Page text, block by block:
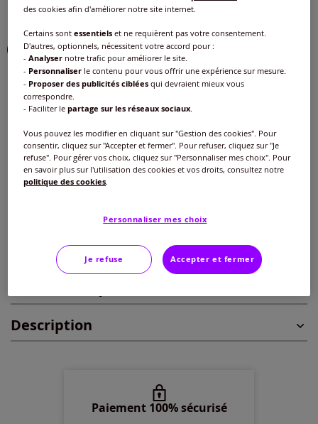
Taille :
Veuillez sélectionner une taille
40 -En stock
En stock
48 -En stock
Guide des tailles
27€
Description
Paiement 100% sécurisé
des cookies afin d'améliorer notre site internet.
Certains sontessentiels et ne requièrent pas votre consentement.
D'autres, optionnels, nécessitent votre accord pour :
-Analyser notre trafic pour améliorer le site.
- Personnaliser le contenu pour vous offrir une expérience sur mesure.
- Proposer des publicités ciblées qui devraient mieux vous
correspondre.
- Faciliter lepartage sur les réseaux sociaux
Vous pouvez les modifier en cliquant sur "Gestion des cookies". Pour
consentir, cliquez sur "Accepter et fermer". Pour refuser, cliquez sur "Je
refuse". Pour gérer vos choix, cliquez sur "Personnaliser mes choix". Pour
en savoir plus sur l'utilisation des cookies et vos droits, consultez notre
politique des cookies
Personnaliser mes choix
Je refuse Accepter et fermer